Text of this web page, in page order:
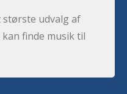
største udvalg af
finde musik til